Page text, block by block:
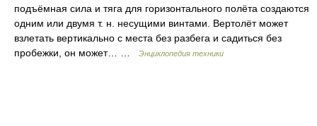
подъёмная сила и тяга для горизонтального полёта создаются
одним или двумя т. н. несущими винтами. Вертолёт может
взлетать вертикально с места без разбега и садиться без
пробежки, он может… …
Энциклопедия техники